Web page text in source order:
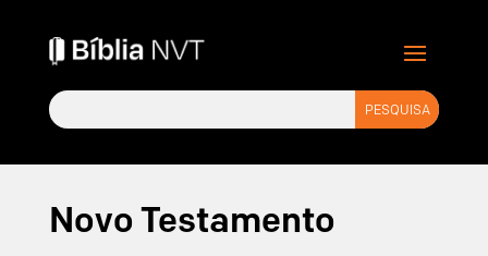
Novo Testamento